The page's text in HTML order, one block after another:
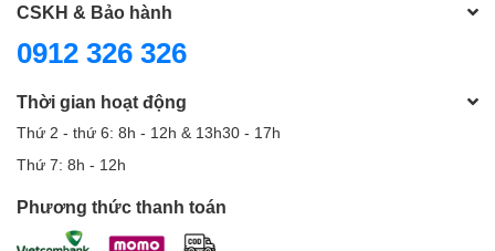
CSKH & Bảo hành
0912 326 326
Thời gian hoạt động
Thứ 2 - thứ 6: 8h - 12h & 13h30 - 17h
Thứ 7: 8h - 12h
Phương thức thanh toán